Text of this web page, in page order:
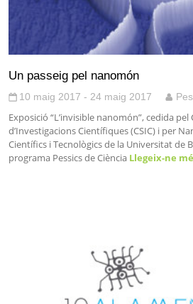
Un passeig pel nanomón
10 maig 2017 - 24 maig 2017
Exposició “L’invisible nanomón”, cedida
d’Investigacions Científiques (CSIC) i per
Científics i Tecnològics de la Universitat de
programa Pessics de Ciència Llegeix-ne